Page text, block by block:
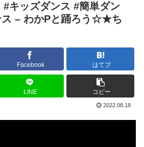
キッズダンス #簡単ダン
ス – わかPと踊ろう☆★ち
Facebook はてブ
LINE コピー
2022.08.18